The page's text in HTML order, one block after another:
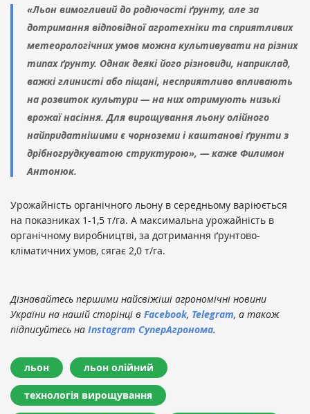
«Льон вимогливий до родючості ґрунту, але за
дотримання відповідної агротехніки та сприятливих
метеорологічних умов можна культивувати на різних
типах ґрунту. Однак деякі його різновиди, наприклад,
важкі глинисті або піщані, несприятливо впливають
на розвиток культури — на них отримують низькі
врожаї насіння. Для вирощування льону олійного
найпридатнішими є чорноземи і каштанові ґрунти з
дрібногрудкуватою структурою», — каже Филимон
Антонюк.
Урожайність органічного льону в середньому варіюється
на показниках 1-1,5 т/га. А максимальна урожайність в
органічному виробництві, за дотримання ґрунтово-
кліматичних умов, сягає 2,0 т/га.
Дізнавайтесь першими найсвіжіші агрономічні новини
України на нашій сторінці в Facebook, Telegram, а також
підписуйтесь на Instagram СуперАгронома.
льон льон олійний
технологія вирощування